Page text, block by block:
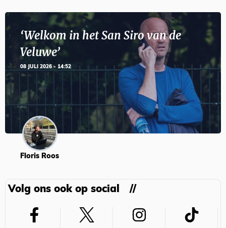
‘Welkom in het San Siro van de
Veluwe’
08 JULI 2026 - 14:52
Floris Roos
Volg ons ook op social